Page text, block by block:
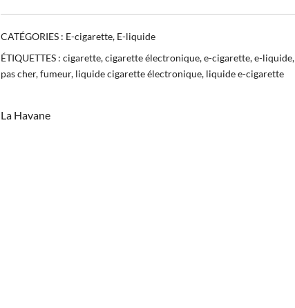
CATÉGORIES : E-cigarette, E-liquide
ÉTIQUETTES : cigarette,cigarette électronique,e-cigarette,e-liquide,
pas cher,fumeur, liquide cigarette électronique, liquide e-cigarette
La Havane